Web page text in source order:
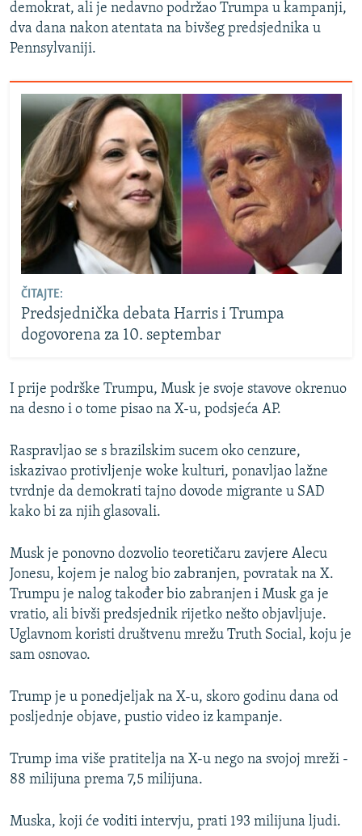
demokrat, ali je nedavno podržao Trumpa u kampanji,
dva dana nakon atentata na bivšeg predsjednika u
Pennsylvaniji.
ČITAJTE:
Predsjednička debata Harris i Trumpa
dogovorena za 10. septembar
I prije podrške Trumpu, Musk je svoje stavove okrenuo
na desno i o tome pisao na X-u, podsjeća AP.
Raspravljao se s brazilskim sucem oko cenzure,
iskazivao protivljenje woke kulturi, ponavljao lažne
tvrdnje da demokrati tajno dovode migrante u SAD
kako bi za njih glasovali.
Musk je ponovno dozvolio teoretičaru zavjere Alecu
Jonesu, kojem je nalog bio zabranjen, povratak na X.
Trumpu je nalog također bio zabranjen i Musk ga je
vratio, ali bivši predsjednik rijetko nešto objavljuje.
Uglavnom koristi društvenu mrežu Truth Social, koju je
sam osnovao.
Trump je u ponedjeljak na X-u, skoro godinu dana od
posljednje objave, pustio video iz kampanje.
Trump ima više pratitelja na X-u nego na svojoj mreži -
88 milijuna prema 7,5 milijuna.
Muska, koji će voditi intervju, prati 193 milijuna ljudi.